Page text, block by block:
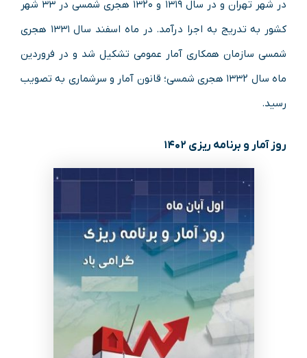
در شهر تهران و در سال ۱۳۱۹ و ۱۳۲۰ هجری شمسی در ۳۳ شهر
کشور به تدریج به اجرا درآمد. در ماه اسفند سال ۱۳۳۱ هجری
شمسی سازمان همکاری آمار عمومی تشکیل شد و در فروردین
ماه سال ۱۳۳۲ هجری شمسی؛ قانون آمار و سرشماری به تصویب
رسید.
روز آمار و برنامه ریزی ۱۴۰۲